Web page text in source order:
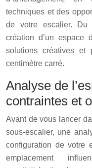
techniques et des
de votre escalier. Du
création d’un espace
solutions créatives et
centimètre carré.
Analyse de
contraintes et
Avant de vous lancer
sous-escalier, une
configuration de votre
emplacement